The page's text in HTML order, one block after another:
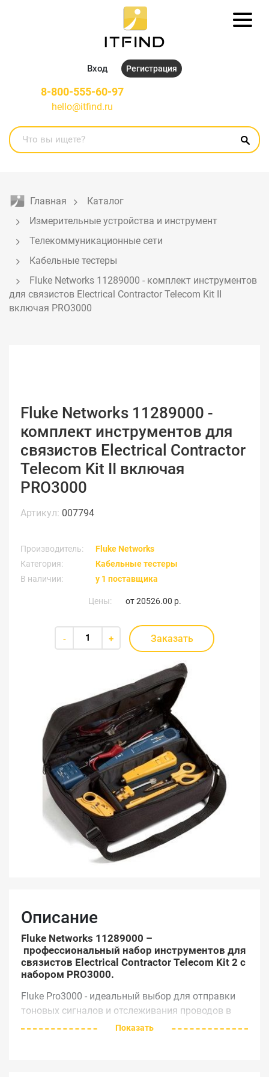
Вход Регистрация
8-800-555-60-97
hello@itfind.ru
Главная
Каталог
Измерительные устройства и инструмент
Телекоммуникационные сети
Кабельные тестеры
Fluke Networks 11289000 - комплект инструментов
для связистов Electrical Contractor Telecom Kit II
включая PRO3000
Fluke Networks 11289000 -
комплект инструментов для
связистов Electrical Contractor
Telecom Kit II включая
PRO3000
Артикул: 007794
Производитель:
Fluke Networks
Категория:
Кабельные тестеры
В наличии:
у 1 поставщика
Цены: от20526.00 р.
- + Заказать
Описание
Fluke Networks 11289000 –
профессиональный набор инструментов для
связистов Electrical Contractor Telecom Kit 2 с
набором PRO3000.
Fluke Pro3000 - идеальный выбор для отправки
тоновых сигналов и отслеживания проводов в
неактивных сетях, и идентификации пар с
Показать